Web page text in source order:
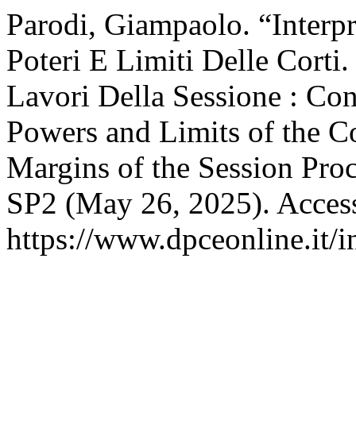
Parodi, Giampaolo.
Poteri E Limiti Delle Corti.
Lavori Della Sessione :
Powers and Limits of the
Margins of the Session
SP2 (May 26, 2025).
https://www.dpceonline.it/